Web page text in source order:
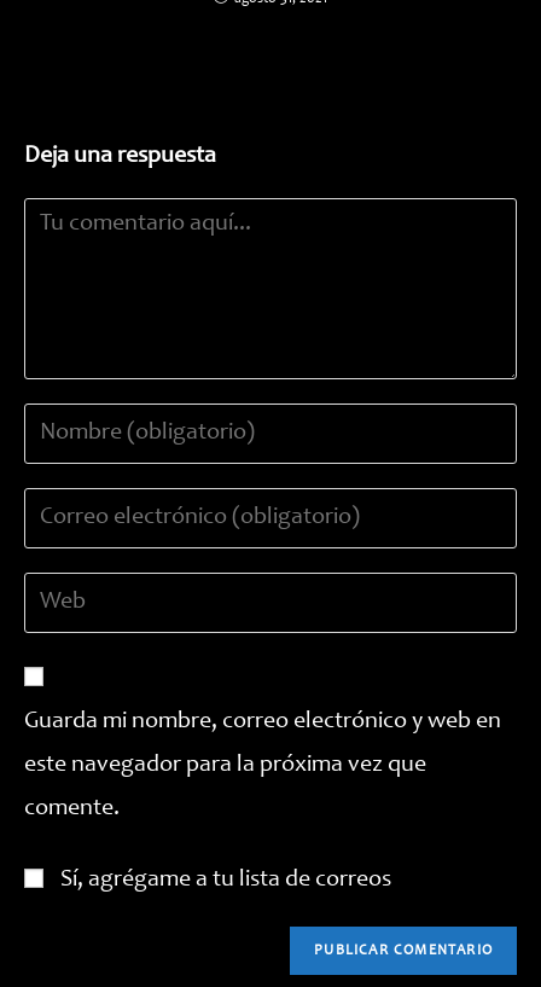
Deja una respuesta
Comentario
usuario
para
de
para
comentar
(opcional)
Guarda mi nombre, correo electrónico y web en
este navegador para la próxima vez que
comente.
Sí, agrégame a tu lista de correos